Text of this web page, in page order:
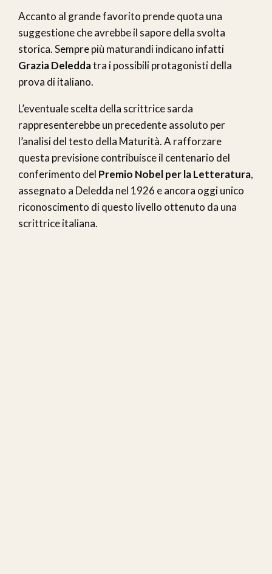
Accanto al grande favorito prende quota una
suggestione che avrebbe il sapore della svolta
storica. Sempre più maturandi indicano infatti
Grazia Deleddatra i possibili protagonisti della
prova di italiano.
L’eventuale scelta della scrittrice sarda
rappresenterebbe un precedente assoluto per
l’analisi del testo della Maturità. A rafforzare
questa previsione contribuisce il centenario del
conferimento del Premio Nobel per la Letteratura,
assegnato a Deledda nel 1926 e ancora oggi unico
riconoscimento di questo livello ottenuto da una
scrittrice italiana.